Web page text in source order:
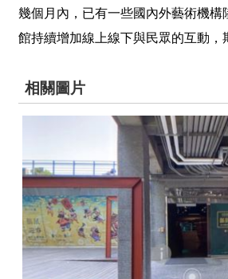
幾個月內，已有一些國內外藝術機
館持續增加線上線下與民眾的互動
相關圖片